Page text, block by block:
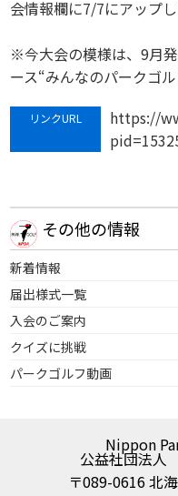
その他の情報
新着情報
届出様式一覧
入会のご案内
クイズに挑戦
パークゴルフ動画
会情報欄に7/7にアップし
※今大会の模様は、9月
ース“みんなのパークゴ
リンクURL
https://
Nippon
公益社団法人
〒089-0616 北